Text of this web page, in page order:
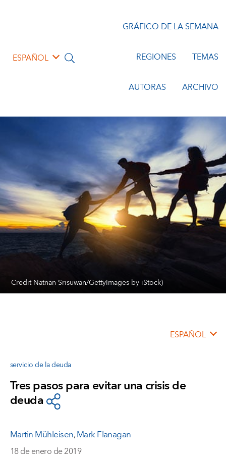
ESPAÑOL
GRÁFICO DE LA SEMANA
REGIONES TEMAS
AUTORAS ARCHIVO
Credit Natnan Srisuwan/GettyImages by iStock)
ESPAÑOL
servicio de la deuda
Tres pasos para evitar una crisis de
deuda
Martin Mühleisen,Mark Flanagan
18 de enero de 2019